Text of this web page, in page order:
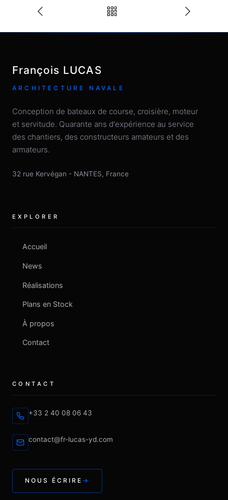
François LUCAS
ARCHITECTURE NAVALE
Conception de bateaux de course, croisière, moteur
et servitude. Quarante ans d'expérience au service
des chantiers, des constructeurs amateurs et des
armateurs.
32 rue Kervégan - NANTES, France
EXPLORER
Accueil
News
Réalisations
Plans en Stock
À propos
Contact
CONTACT
+33 2 40 08 06 43
contact@fr-lucas-yd.com
NOUS ÉCRIRE